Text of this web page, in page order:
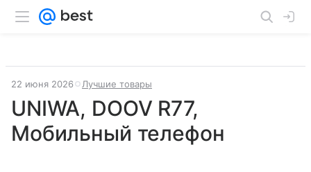
22 июня 2026 Лучшие товары
UNIWA, DOOV R77,
Мобильный телефон